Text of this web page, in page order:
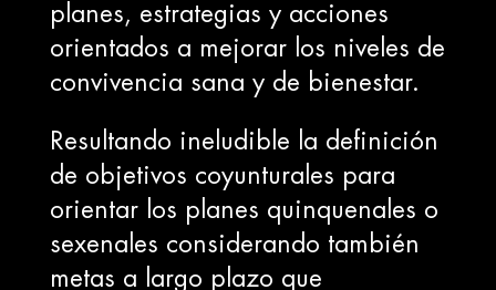
planes, estrategias y acciones
orientados a mejorar los niveles de
convivencia sana y de bienestar.
Resultando ineludible la definición
de objetivos coyunturales para
orientar los planes quinquenales o
sexenales considerando también
metas a largo plazo que